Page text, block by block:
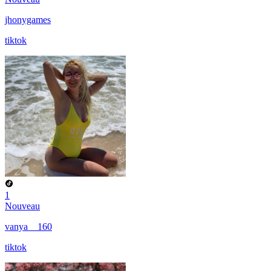
jhonygames
tiktok
1
Nouveau
vanya__160
tiktok